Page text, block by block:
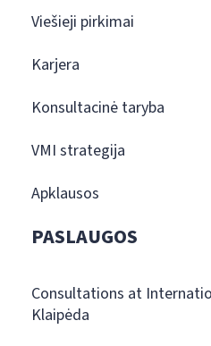
Viešieji pirkimai
Karjera
Konsultacinė taryba
VMI strategija
Apklausos
PASLAUGOS
Consultations at
Klaipėda